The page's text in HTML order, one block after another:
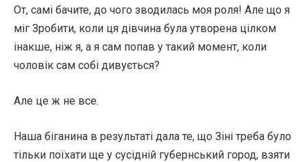
От, самі бачите, до чого зводилась моя роля! Але що я
міг Зробити, коли ця дівчина була утворена цілком
інакше, ніж я, а я сам попав у такий момент, коли
чоловік сам собі дивується?
Але це ж не все.
Наша біганина в результаті дала те, що Зіні треба було
тільки поїхати ще у сусідній губернський город, взяти